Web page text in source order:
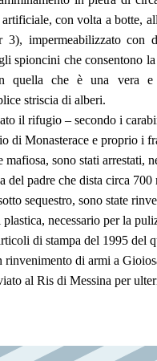
artificiale, con volta a botte,
impermeabilizzato con
spioncini che consentono
quella che è una vera e
striscia di alberi.
il rifugio – secondo i
di Monasterace e proprio i
mafiosa, sono stati
del padre che dista circa
sequestro, sono state
necessario per la
di stampa del 1995 del
rinvenimento di armi a
al Ris di Messina per